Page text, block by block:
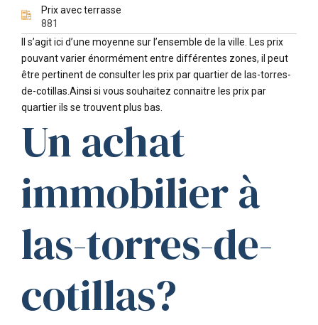
Prix avec terrasse
881
Il s’agit ici d’une moyenne sur l’ensemble de la ville. Les prix
pouvant varier énormément entre différentes zones, il peut
être pertinent de consulter les prix par quartier de las-torres-
de-cotillas.Ainsi si vous souhaitez connaitre les prix par
quartier ils se trouvent plus bas.
Un achat
immobilier à
las-torres-de-
cotillas?